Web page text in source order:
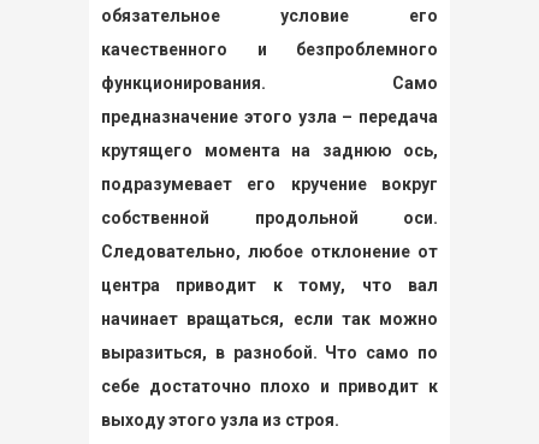
обязательное условие его
качественного и безпроблемного
функционирования. Само
предназначение этого узла – передача
крутящего момента на заднюю ось,
подразумевает его кручение вокруг
собственной продольной оси.
Следовательно, любое отклонение от
центра приводит к тому, что вал
начинает вращаться, если так можно
выразиться, в разнобой. Что само по
себе достаточно плохо и приводит к
выходу этого узла из строя.